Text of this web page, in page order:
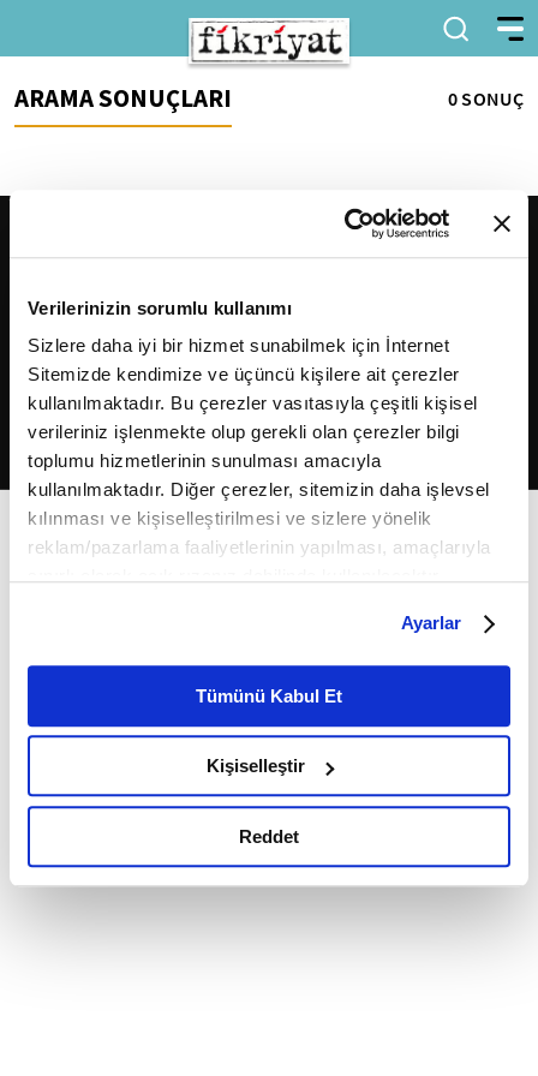
Verilerinizin sorumlu kullanımı
Sizlere daha iyi bir hizmet sunabilmek için İnternet
Sitemizde kendimize ve üçüncü kişilere ait çerezler
kullanılmaktadır. Bu çerezler vasıtasıyla çeşitli kişisel
verileriniz işlenmekte olup gerekli olan çerezler bilgi
toplumu hizmetlerinin sunulması amacıyla
kullanılmaktadır. Diğer çerezler, sitemizin daha işlevsel
kılınması ve kişiselleştirilmesi ve sizlere yönelik
reklam/pazarlama faaliyetlerinin yapılması, amaçlarıyla
belirleyebilirsiniz. Çerezlere ilişkin detaylı bilgi için
Ayarlar butonuna tıklayabilir,Çerez Bilgilendirme
Metnimizi ziyaret edebilirsiniz.
6698 sayılı Kişisel Verilerin Korunması Kanunu uyarınca
okumak ve sitemizi ziyaretiniz kapsamında
gerçekleştirilen veri işleme faaliyetleri ile ilgili daha
detaylı bilgi almak için lütfentıklayınız.
Ayarlar
Tümünü Kabul Et
Kişiselleştir
Reddet
ARAMA SONUÇLARI 0 SONUÇ
2026Fikriyat. Tüm hakları saklıdır.